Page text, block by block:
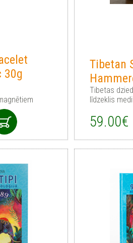
30g
Tibetan
Tibetas
līdzeklis
59.00€